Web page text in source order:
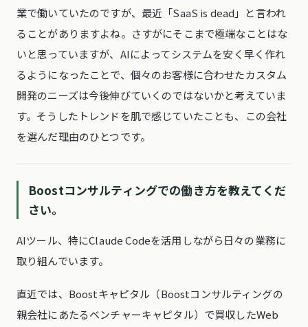
業で働いていたのですが、最近「SaaS is dead」と言われ
ることがありますよね。さすがにそこまで極端なことはな
いと思っていますが、AIによってシステムを安く早く作れ
るようになったことで、個々のお客様に合わせたカスタム
開発のニーズは今後伸びていくのではないかと考えていま
す。そうしたトレンドを肌で感じていたことも、この会社
を選んだ理由のひとつです。
Boostコンサルティングでの働き方を教えてくだ
さい。
AIツール、特にClaude Codeを活用しながら日々の業務に
取り組んでいます。
直近では、Boostキャピタル（Boostコンサルティングの
親会社にあたるベンチャーキャピタル）で買収したWeb